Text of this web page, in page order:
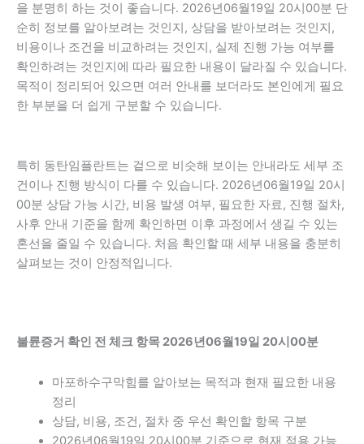
을 분명히 하는 것이 좋습니다. 2026년06월19일 20시00분 단
순히 정보를 알아보려는 것인지, 상담을 받아보려는 것인지,
비용이나 조건을 비교하려는 것인지, 실제 진행 가능 여부를
확인하려는 것인지에 따라 필요한 내용이 달라질 수 있습니다.
목적이 정리되어 있으면 여러 안내를 보더라도 본인에게 필요
한 부분을 더 쉽게 구분할 수 있습니다.
특히 동탄임플란트는 겉으로 비슷해 보이는 안내라도 세부 조
건이나 진행 방식이 다를 수 있습니다. 2026년06월19일 20시
00분 상담 가능 시간, 비용 발생 여부, 필요한 자료, 진행 절차,
사후 안내 기준을 함께 확인하면 이후 과정에서 생길 수 있는
혼선을 줄일 수 있습니다. 처음 확인할 때 세부 내용을 충분히
살펴보는 것이 안정적입니다.
불륜증거 확인 전 체크 항목 2026년06월19일 20시00분
마포하수구막힘를 알아보는 목적과 현재 필요한 내용
정리
상담, 비용, 조건, 절차 중 우선 확인할 항목 구분
2026년06월19일 20시00분 기준으로 현재 적용 가능